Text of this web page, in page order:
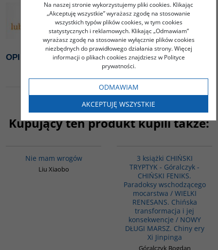
OPINIE KSIĄŻKI - lubimyczytać.pl
Kupujący ten produkt kupili także:
Nie mam wrogów
Liu Xiaobo
3 książki CHIŃSKI
TRYPTYK - Góralczyk -
CHIŃSKI FENIKS.
Paradoksy wschodzącego
mocarstwa / WIELKI
RENESANS. Chińska
transformacja i jej
konsekwencje / NOWY
DŁUGI MARSZ. Chiny ery
Xi Jinpinga
Góralczyk Bogdan
Na naszej stronie wykorzystujemy pliki cookies. Klikając
„Akceptuję wszystkie” wyrażasz zgodę na stosowanie
wszystkich typów plików cookies, w tym cookies
statystycznych i reklamowych. Klikając „Odmawiam”
wyrażasz zgodę na stosowanie wyłącznie plików cookies
niezbędnych do prawidłowego działania strony. Więcej
informacji o plikach cookies znajdziesz w Polityce
prywatności.
ODMAWIAM
AKCEPTUJĘ WSZYSTKIE